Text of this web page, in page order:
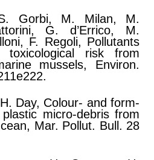
Gorbi, M. Milan, M.
G. d’Errico, M.
F. Regoli, Pollutants
toxicological risk from
mussels, Environ.
Day, Colour- and form-
micro-debris from
Mar. Pollut. Bull. 28